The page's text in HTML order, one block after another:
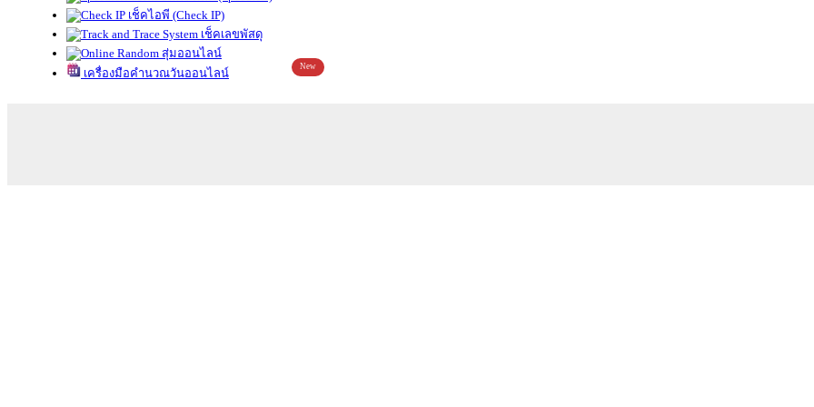
เช็คไอพี (Check IP)
เช็คเลขพัสดุ
สุ่มออนไลน์
เครื่องมือคำนวณวันออนไลน์
New